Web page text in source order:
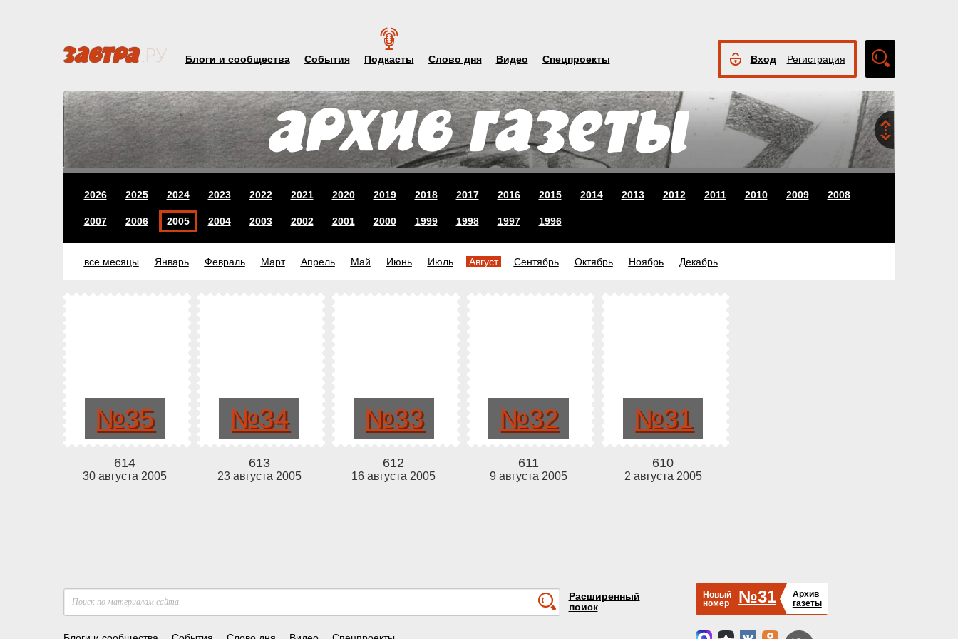
Блоги и сообщества События Подкасты Слово дня Видео Спецпроекты Вход Регистрация
2026 2025 2024 2023 2022 2021 2020 2019 2018 2017 2016 2015 2014 2013 2012 2011 2010 2009 2008
2007 2006 2005 2004 2003 2002 2001 2000 1999 1998 1997 1996
все месяцы Январь Февраль Март Апрель Май Июнь Июль Август Сентябрь Октябрь Ноябрь Декабрь
№35
614
30 августа 2005
№34
613
23 августа 2005
№33
612
16 августа 2005
№32
611
9 августа 2005
№31
610
2 августа 2005
Расширенный
поиск
Новый
номер
№31
Архив
газеты